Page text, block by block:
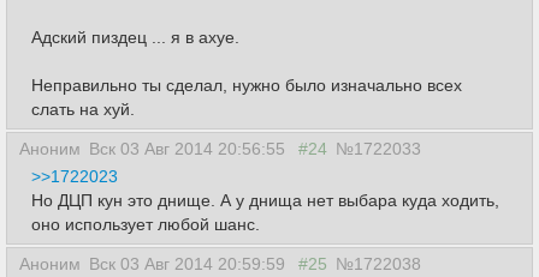
Адский пиздец ... я в ахуе.
Неправильно ты сделал, нужно было изначально всех
слать на хуй.
Аноним Вск 03 Авг 2014 20:56:55 #24 №1722033
>>1722023
Но ДЦП кун это днище. А у днища нет выбара куда ходить,
оно использует любой шанс.
Аноним Вск 03 Авг 2014 20:59:59 #25 №1722038